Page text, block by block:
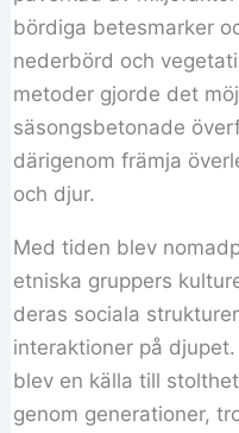
bördiga betesmarker
nederbörd och
metoder gjorde det
säsongsbetonade
därigenom främja
och djur.
Med tiden blev
etniska gruppers
deras sociala
interaktioner på
blev en källa till
genom generationer,